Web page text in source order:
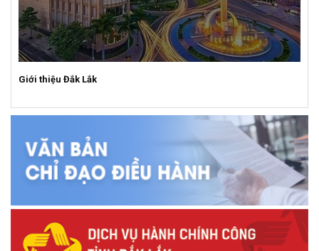
Giới thiệu Đắk Lắk